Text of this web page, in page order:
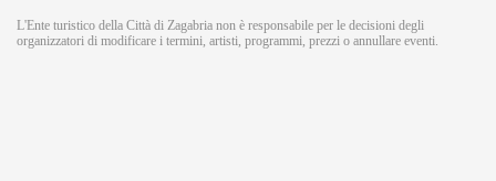
L'Ente turistico della Città di Zagabria non è responsabile per le decisioni degli
organizzatori di modificare i termini, artisti, programmi, prezzi o annullare eventi.